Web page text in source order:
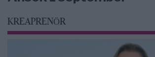
KREAPRENÖR